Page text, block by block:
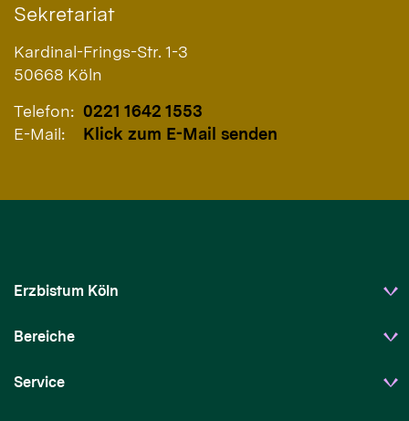
Sekretariat
Kardinal-Frings-Str. 1-3
50668 Köln
Telefon: 0221 1642 1553
E-Mail:
Klick zum E-Mail senden
Erzbistum Köln
Bereiche
Service